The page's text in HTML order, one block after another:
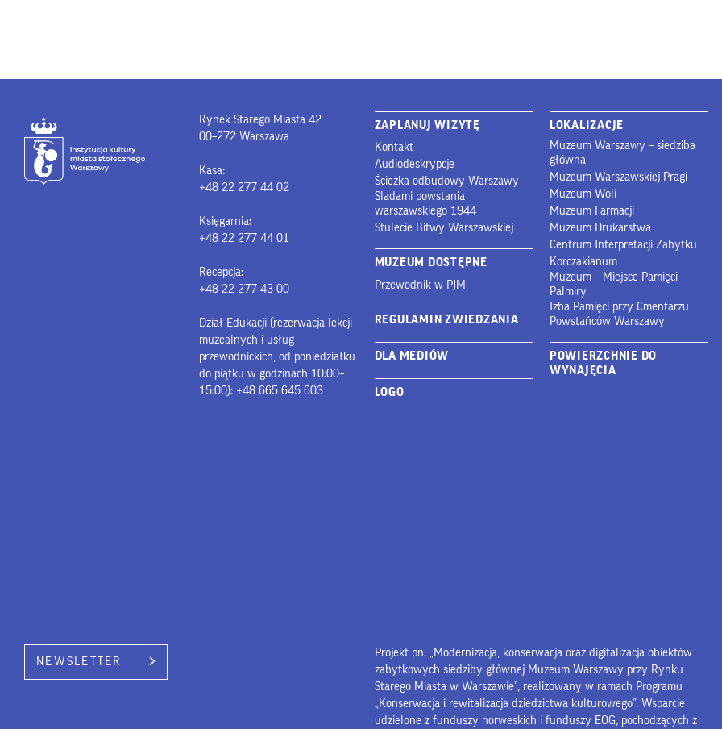
Rynek Starego Miasta 42
00–272 Warszawa
Kasa:
+48 22 277 44 02
Księgarnia:
+48 22 277 44 01
Recepcja:
+48 22 277 43 00
Dział Edukacji (rezerwacja lekcji
muzealnych i usług
przewodnickich, od poniedziałku
do piątku w godzinach 10:00–
15:00): +48 665 645 603
ZAPLANUJ WIZYTĘ
Kontakt
Audiodeskrypcje
Ścieżka odbudowy Warszawy
Śladami powstania
warszawskiego 1944
Stulecie Bitwy Warszawskiej
MUZEUM DOSTĘPNE
Przewodnik w PJM
REGULAMIN ZWIEDZANIA
DLA MEDIÓW
LOGO
LOKALIZACJE
Muzeum Warszawy – siedziba
główna
Muzeum Warszawskiej Pragi
Muzeum Woli
Muzeum Farmacji
Muzeum Drukarstwa
Centrum Interpretacji Zabytku
Korczakianum
Muzeum – Miejsce Pamięci
Palmiry
Izba Pamięci przy Cmentarzu
Powstańców Warszawy
POWIERZCHNIE DO
WYNAJĘCIA
NEWSLETTER
Projekt pn. „Modernizacja, konserwacja oraz digitalizacja obiektów
zabytkowych siedziby głównej Muzeum Warszawy przy Rynku
Starego Miasta w Warszawie”, realizowany w ramach Programu
„Konserwacja i rewitalizacja dziedzictwa kulturowego”. Wsparcie
udzielone z funduszy norweskich i funduszy EOG, pochodzących z